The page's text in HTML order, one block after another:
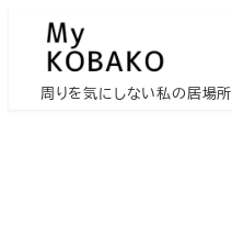
周りを気にしない私の居場所